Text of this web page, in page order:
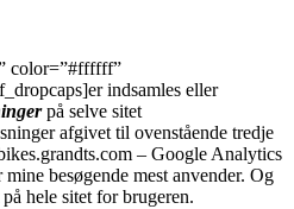
color=”#ffffff”
er indsamles eller
på selve sitet
afgivet til ovenstående tredje
– Google Analytics
besøgende mest anvender. Og
hele sitet for brugeren.